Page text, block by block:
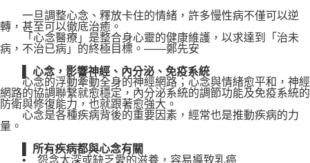
一旦調整心念、釋放卡住的情緒，許多慢性病不僅可以逆
轉，甚至可以徹底治癒。
「心念醫療」是整合身心靈的健康維護，以求達到「治未
病，不治已病」的終極目標。——鄭先安
▌ 心念，影響神經、內分泌、免疫系統
心念的浮動牽動全身的神經網路；心念與情緒愈平和，神經
網路的協調聯繫就愈穩定，內分泌系統的調節功能及免疫系統的
防衛與修復能力，也就跟著愈強大。
心念是各種疾病背後的重要因素，經常也是推動疾病的力
量。
▌ 所有疾病都與心念有關
• 怨念太深或缺乏愛的滋養，容易導致乳癌